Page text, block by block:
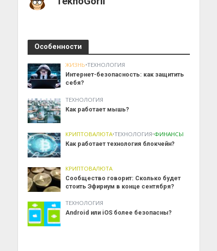
Особенности
ЖИЗНЬ•ТЕХНОЛОГИЯ
Интернет-безопасность: как защитить
себя?
ТЕХНОЛОГИЯ
Как работает мышь?
КРИПТОВАЛЮТА•ТЕХНОЛОГИЯ•ФИНАНСЫ
Как работает технология блокчейн?
КРИПТОВАЛЮТА
Сообщество говорит: Сколько будет
стоить Эфириум в конце сентября?
ТЕХНОЛОГИЯ
Android или iOS более безопасны?